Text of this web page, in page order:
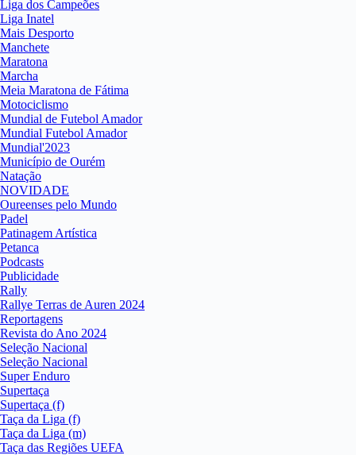
Liga dos Campeões
Liga Inatel
Mais Desporto
Manchete
Maratona
Marcha
Meia Maratona de Fátima
Motociclismo
Mundial de Futebol Amador
Mundial Futebol Amador
Mundial'2023
Município de Ourém
Natação
NOVIDADE
Oureenses pelo Mundo
Padel
Patinagem Artística
Petanca
Podcasts
Publicidade
Rally
Rallye Terras de Auren 2024
Reportagens
Revista do Ano 2024
Seleção Nacional
Seleção Nacional
Super Enduro
Supertaça
Supertaça (f)
Taça da Liga (f)
Taça da Liga (m)
Taça das Regiões UEFA